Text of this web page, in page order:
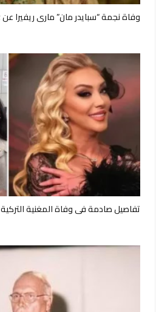
وفاة نجمة “سبايدر مان” ماري ريفيرا عن 82 عامًا
تفاصيل صادمة في وفاة المغنية التركية Güllü.. ابنتها قتلتها عمداً